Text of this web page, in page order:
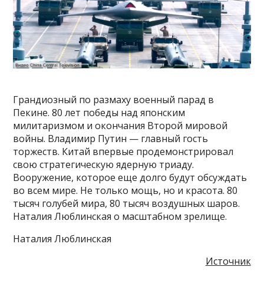
Грандиозный по размаху военный парад в
Пекине. 80 лет победы над японским
милитаризмом и окончания Второй мировой
войны. Владимир Путин — главный гость
торжеств. Китай впервые продемонстрировал
свою стратегическую ядерную триаду.
Вооружение, которое еще долго будут обсуждать
во всем мире. Не только мощь, но и красота. 80
тысяч голубей мира, 80 тысяч воздушных шаров.
Наталия Люблинская о масштабном зрелище.
Наталия Люблинская
Источник